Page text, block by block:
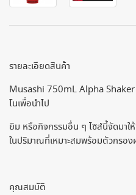
รายละเอียดสินค้า
Musashi 750mL Alpha Shaker
โนเพื่อนำไป
ยิม หรือกิจกรรมอื่น ๆ ไซส์นี้จัดมา
ในปริมาณที่เหมาะสมพร้อมตัวกรอ
คุณสมบัติ